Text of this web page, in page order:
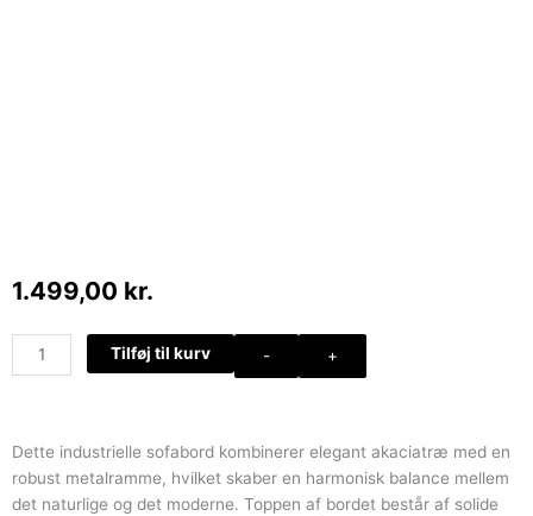
1.499,00 kr.
-
Sofabord
med
og
metalstel
antal
+
Tilføj til kurv
Dette industrielle sofabord kombinerer elegant akaciatræ med en
robust metalramme, hvilket skaber en harmonisk balance mellem
det naturlige og det moderne. Toppen af bordet består af solide